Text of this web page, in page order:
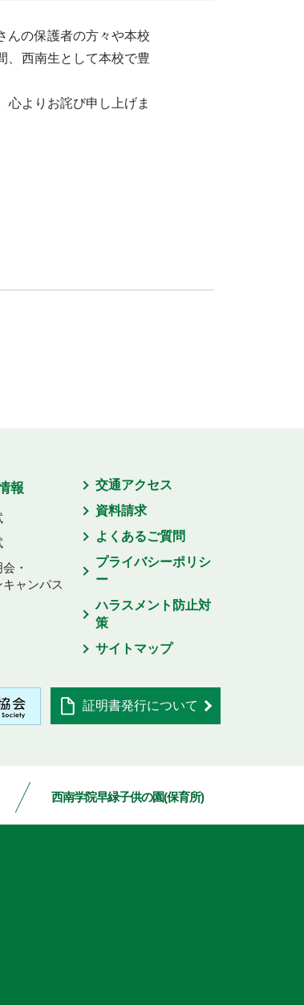
んの保護者の方々や本校
、西南生として本校で豊
心よりお詫び申し上げま
報
・
ャンパス
交通アクセス
資料請求
よくあるご質問
プライバシーポリシ
ー
ハラスメント防止対
策
サイトマップ
証明書発行について
西南学院早緑子供の園(保育所)